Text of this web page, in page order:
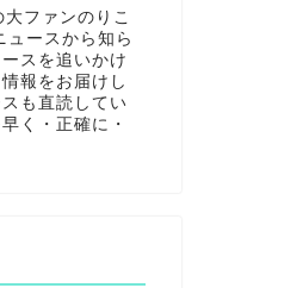
ファンのりこ
ュースから知ら
スを追いかけ
報をお届けし
も直読してい
く・正確に・